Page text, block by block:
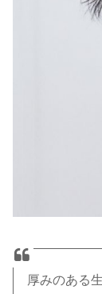
厚みのある